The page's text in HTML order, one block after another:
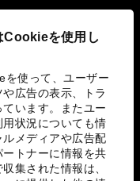
Cookieを使用し
を使って、ユーザー
広告の表示、トラ
います。またユー
状況についても情
メディアや広告配
トナーに情報を共
集された情報は、